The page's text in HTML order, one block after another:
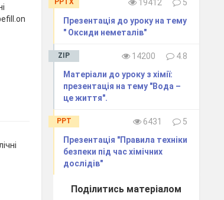
PPTX 19412
5
Презентація до уроку на тему
" Оксиди неметалів"
ZIP 14200
4.8
Матеріали до уроку з хімії:
презентація на тему "Вода –
це життя".
PPT 6431
5
Презентація "Правила техніки
безпеки під час хімічних
дослідів"
Поділитись матеріалом